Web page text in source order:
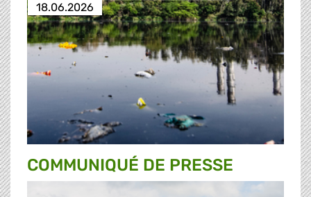
18.06.2026
COMMUNIQUÉ DE PRESSE